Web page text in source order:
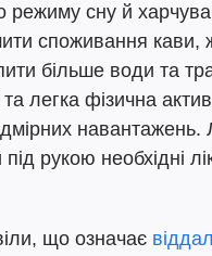
режиму сну й
споживання кави,
більше води та
легка фізична
рукою необхідні
що означає